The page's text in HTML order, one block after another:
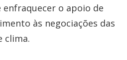
o apoio de
às negociações das
clima.